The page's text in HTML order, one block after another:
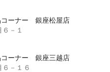
コーナー 銀座松屋店
－１
コーナー 銀座三越店
－１６